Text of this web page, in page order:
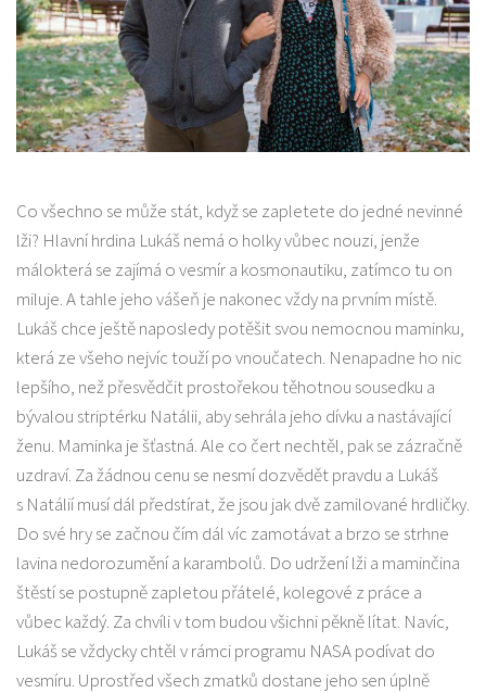
Co všechno se může stát, když se zapletete do jedné nevinné
lži? Hlavní hrdina Lukáš nemá o holky vůbec nouzi, jenže
málokterá se zajímá o vesmír a kosmonautiku, zatímco tu on
miluje. A tahle jeho vášeň je nakonec vždy na prvním místě.
Lukáš chce ještě naposledy potěšit svou nemocnou maminku,
která ze všeho nejvíc touží po vnoučatech. Nenapadne ho nic
lepšího, než přesvědčit prostořekou těhotnou sousedku a
bývalou striptérku Natálii, aby sehrála jeho dívku a nastávající
ženu. Maminka je šťastná. Ale co čert nechtěl, pak se zázračně
uzdraví. Za žádnou cenu se nesmí dozvědět pravdu a Lukáš
s Natálií musí dál předstírat, že jsou jak dvě zamilované hrdličky.
Do své hry se začnou čím dál víc zamotávat a brzo se strhne
lavina nedorozumění a karambolů. Do udržení lži a maminčina
štěstí se postupně zapletou přátelé, kolegové z práce a
vůbec každý. Za chvíli v tom budou všichni pěkně lítat. Navíc,
Lukáš se vždycky chtěl v rámci programu NASA podívat do
vesmíru. Uprostřed všech zmatků dostane jeho sen úplně